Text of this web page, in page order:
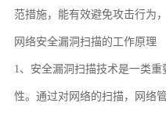
范措施，能有效避免攻击行为
网络安全漏洞扫描的工作原理
1、安全漏洞扫描技术是一类
性。通过对网络的扫描，网络